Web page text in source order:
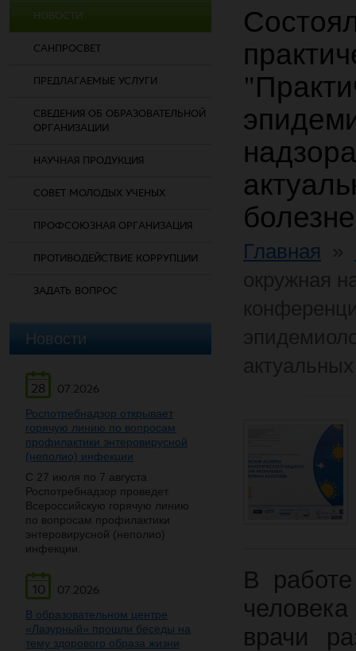
НОВОСТИ
САНПРОСВЕТ
ПРЕДЛАГАЕМЫЕ УСЛУГИ
СВЕДЕНИЯ ОБ ОБРАЗОВАТЕЛЬНОЙ
ОРГАНИЗАЦИИ
НАУЧНАЯ ПРОДУКЦИЯ
СОВЕТ МОЛОДЫХ УЧЕНЫХ
ПРОФСОЮЗНАЯ ОРГАНИЗАЦИЯ
ПРОТИВОДЕЙСТВИЕ КОРРУПЦИИ
ЗАДАТЬ ВОПРОС
Новости
28
07.2026
Роспотребнадзор открывает
горячую линию по вопросам
профилактики энтеровирусной
(неполио) инфекции
С 27 июля по 7 августа
Роспотребнадзор проведет
Всероссийскую горячую линию
по вопросам профилактики
энтеровирусной (неполио)
инфекции.
10
07.2026
В образовательном центре
«Лазурный» прошли беседы на
тему здорового образа жизни
Главная
В
врачи